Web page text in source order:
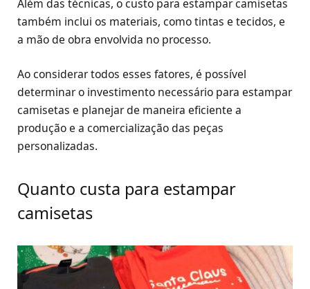
Além das técnicas, o custo para estampar camisetas
também inclui os materiais, como tintas e tecidos, e
a mão de obra envolvida no processo.
Ao considerar todos esses fatores, é possível
determinar o investimento necessário para estampar
camisetas e planejar de maneira eficiente a
produção e a comercialização das peças
personalizadas.
Quanto custa para estampar
camisetas